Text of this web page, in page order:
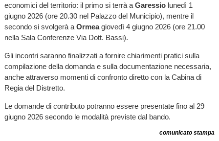
economici del territorio: il primo si terrà a Garessiolunedì 1
giugno 2026 (ore 20.30 nel Palazzo del Municipio), mentre il
secondo si svolgerà a Ormeagiovedì 4 giugno 2026 (ore 21.00
nella Sala Conferenze Via Dott. Bassi).
Gli incontri saranno finalizzati a fornire chiarimenti pratici sulla
compilazione della domanda e sulla documentazione necessaria,
anche attraverso momenti di confronto diretto con la Cabina di
Regia del Distretto.
Le domande di contributo potranno essere presentate fino al 29
giugno 2026 secondo le modalità previste dal bando.
comunicato stampa